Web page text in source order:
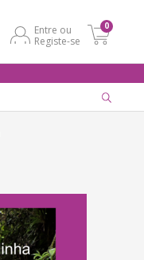
Entre ou
Registe-se
0